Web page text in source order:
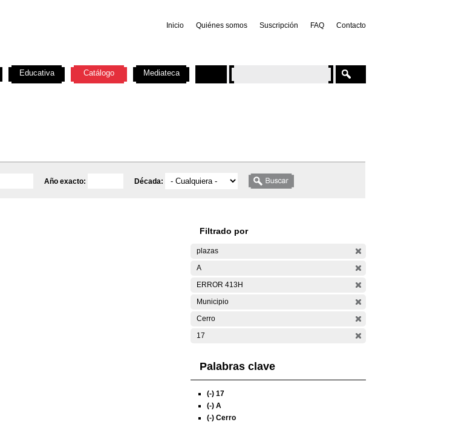
Inicio Quiénes somos Suscripción FAQ Contacto
Año exacto: Década:
Filtrado por
plazas
A
ERROR 413H
Municipio
Cerro
17
Palabras clave
(-) 17
(-) A
(-) Cerro
Educativa Catálogo Mediateca